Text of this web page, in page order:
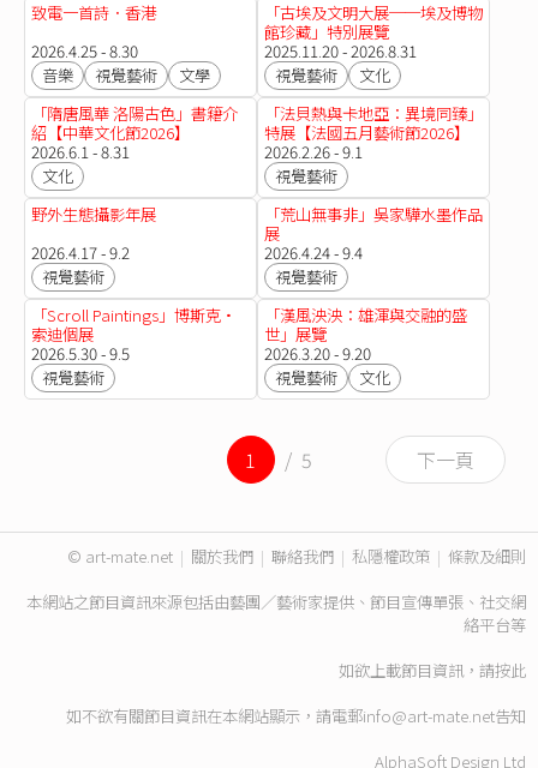
致電一首詩．香港
2026.4.25 - 8.30
音樂
視覺藝術 文學
「古埃及文明大展──埃及博物
館珍藏」特別展覽
2025.11.20 - 2026.8.31
視覺藝術
文化
「隋唐風華 洛陽古色」書籍介
紹【中華文化節2026】
2026.6.1 - 8.31
文化
「法貝熱與卡地亞：異境同臻」
特展【法國五月藝術節2026】
2026.2.26 - 9.1
視覺藝術
野外生態攝影年展
2026.4.17 - 9.2
視覺藝術
「荒山無事非」吳家驊水墨作品
展
2026.4.24 - 9.4
視覺藝術
「Scroll Paintings」博斯克•
索迪個展
2026.5.30 - 9.5
視覺藝術
「漢風泱泱：雄渾與交融的盛
世」展覽
2026.3.20 - 9.20
視覺藝術
文化
1 / 5 下一頁
© art-mate.net | 關於我們 | 聯絡我們 | 私隱權政策 | 條款及細則
本網站之節目資訊來源包括由藝團／藝術家提供、節目宣傳單張、社交網
絡平台等
如欲上載節目資訊，請按此
如不欲有關節目資訊在本網站顯示，請電郵info@art-mate.net告知
AlphaSoft Design Ltd